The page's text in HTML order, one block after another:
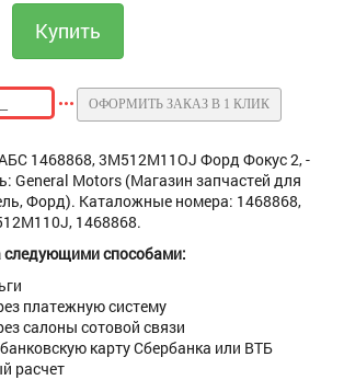
ОФОРМИТЬ ЗАКАЗ В 1 КЛИК
1468868, 3М512М11OJ Форд Фокус 2, -
General Motors (Магазин запчастей для
Форд). Каталожные номера: 1468868,
1468868.
способами:
платежную систему
салоны сотовой связи
карту Сбербанка или ВТБ
расчет